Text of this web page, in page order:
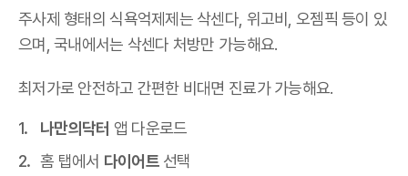
주사제 형태의 식욕억제제는 삭센다, 위고비, 오젬픽 등이 있
으며,국내에서는 삭센다 처방만 가능해요.
최저가로 안전하고 간편한 비대면 진료가 가능해요.
나만의닥터 앱 다운로드
홈 탭에서 다이어트선택